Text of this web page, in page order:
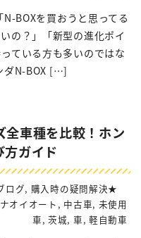
BOXを買おうと思ってる
の？」「新型の進化ポイ
ている方も多いのではな
ダN-BOX […]
全車種を比較！ホン
ガイド
ログ, 購入時の疑問解決★
ナオイオート , 中古車, 未使用
車,茨城, 車, 軽自動車